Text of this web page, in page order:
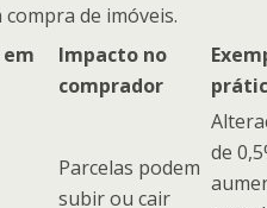
de imóveis.
Impacto no
comprador
Parcelas podem
subir ou cair
de